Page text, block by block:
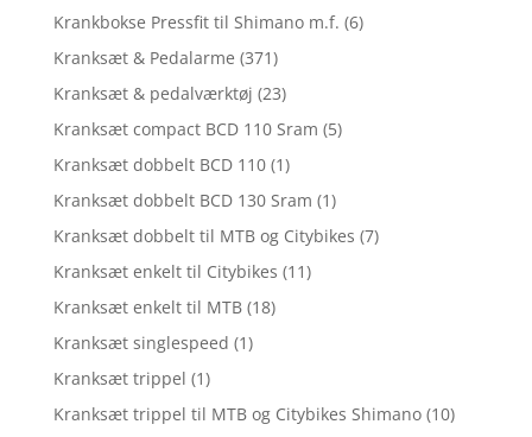
Krankbokse Pressfit til Shimano m.f. (6)
Kranksæt & Pedalarme (371)
Kranksæt & pedalværktøj (23)
Kranksæt compact BCD 110 Sram (5)
Kranksæt dobbelt BCD 110 (1)
Kranksæt dobbelt BCD 130 Sram (1)
Kranksæt dobbelt til MTB og Citybikes (7)
Kranksæt enkelt til Citybikes (11)
Kranksæt enkelt til MTB (18)
Kranksæt singlespeed (1)
Kranksæt trippel (1)
Kranksæt trippel til MTB og Citybikes Shimano (10)